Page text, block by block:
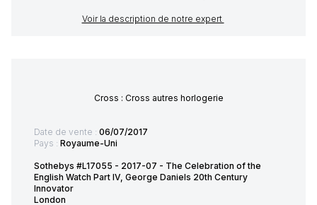
Voir la description de notre expert
Cross : Cross autres horlogerie
Date de vente : 06/07/2017
Pays : Royaume-Uni
Sothebys #L17055 - 2017-07 - The Celebration of the
English Watch Part IV, George Daniels 20th Century
Innovator
London